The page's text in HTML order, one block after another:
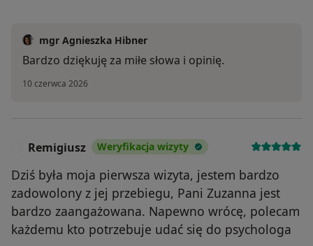
mgr Agnieszka Hibner
Bardzo dziękuję za miłe słowa i opinię.
10 czerwca 2026
Remigiusz Weryfikacja wizyty
Dziś była moja pierwsza wizyta, jestem bardzo
zadowolony z jej przebiegu, Pani Zuzanna jest
bardzo zaangażowana. Napewno wrócę, polecam
każdemu kto potrzebuje udać się do psychologa